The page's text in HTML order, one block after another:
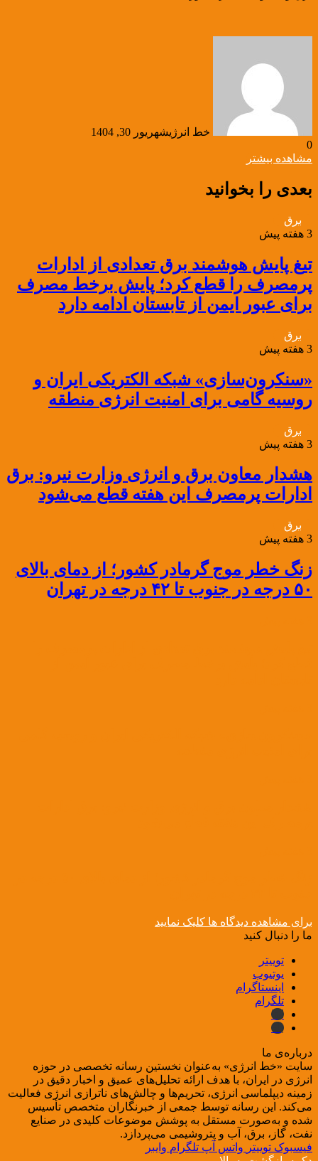
خط انرژیشهریور 30, 1404
0
مشاهده بیشتر
بعدی را بخوانید
برق
3 هفته پیش
تیغ پایش هوشمند برق تعدادی از ادارات
پرمصرف را قطع کرد؛ پایش برخط مصرف
برای عبور ایمن از تابستان ادامه دارد
برق
3 هفته پیش
«سنکرون‌سازی» شبکه الکتریکی ایران و
روسیه گامی برای امنیت انرژی منطقه
برق
3 هفته پیش
هشدار معاون برق و انرژی وزارت نیرو: برق
ادارات پرمصرف این هفته قطع می‌شود
برق
3 هفته پیش
زنگ خطر موج گرمادر کشور؛ از دمای بالای
۵۰ درجه در جنوب تا ۴۲ درجه در تهران
برای مشاهده دیدگاه ها کلیک نمایید
ما را دنبال کنید
توییتر
یوتیوب
اینستاگرام
تلگرام
ایتا
بله
درباره‌ی ما
سایت «خط انرژی» به‌عنوان نخستین رسانه تخصصی در حوزه
انرژی در ایران، با هدف ارائه تحلیل‌های عمیق و اخبار دقیق در
زمینه دیپلماسی انرژی، تحریم‌ها و چالش‌های ناترازی انرژی فعالیت
می‌کند. این رسانه توسط جمعی از خبرنگاران متخصص تأسیس
شده و به‌صورت مستقل به پوشش موضوعات کلیدی در صنایع
نفت، گاز، برق، آب و پتروشیمی می‌پردازد.
فیسبوک توییتر واتس آپ تلگرام وایبر